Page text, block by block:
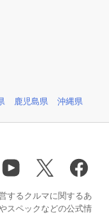
鹿児島県 沖縄県
するクルマに関するあ
スペックなどの公式情